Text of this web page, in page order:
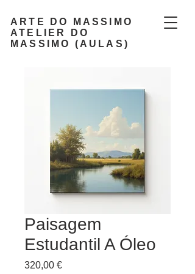
ARTE DO MASSIMO
ATELIER DO
MASSIMO (AULAS)
Paisagem
Estudantil A Óleo
320,00 €Preço